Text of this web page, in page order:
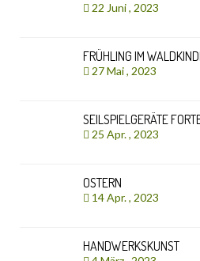
22 Juni , 2023
FRÜHLING IM
27 Mai , 2023
SEILSPIELGERÄTE
25 Apr. , 2023
OSTERN
14 Apr. , 2023
HANDWERKSKUNST